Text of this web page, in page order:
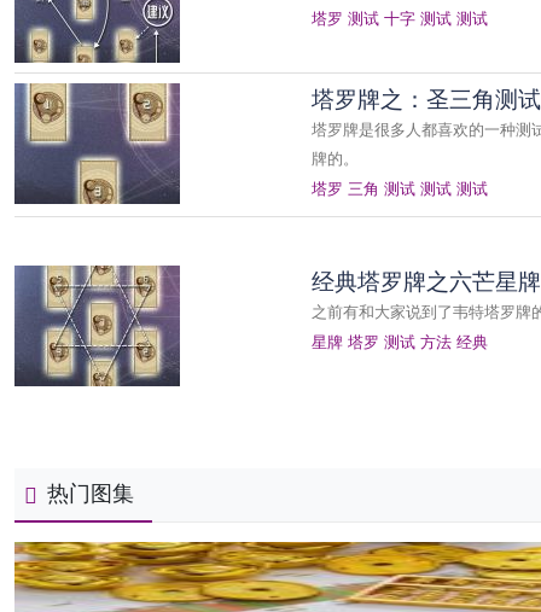
塔罗 测试 十字 测试 测试
塔罗牌之：圣三角测
塔罗牌是很多人都喜欢的一种测
牌的。
塔罗 三角 测试 测试 测试
经典塔罗牌之六芒星
之前有和大家说到了韦特塔罗
星牌 塔罗 测试 方法 经典
热门图集